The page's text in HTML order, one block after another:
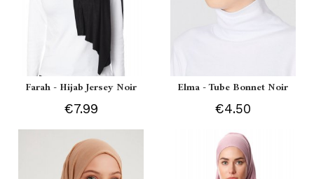
Farah - Hijab Jersey Noir
€7.99
Elma - Tube Bonnet Noir
€4.50